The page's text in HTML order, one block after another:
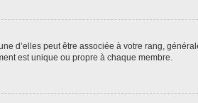
d’elles peut être associée à votre rang,
est unique ou propre à chaque membre.